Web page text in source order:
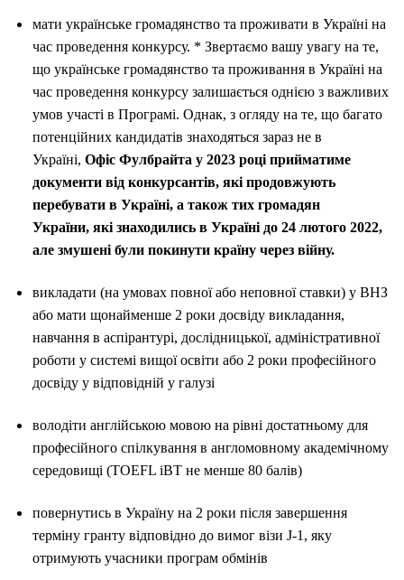
мати українське громадянство та проживати в Україні на
час проведення конкурсу. * Звертаємо вашу увагу на те,
що українське громадянство та проживання в Україні на
час проведення конкурсу залишається однією з важливих
умов участі в Програмі. Однак, з огляду на те, що багато
потенційних кандидатів знаходяться зараз не в
Україні, Офіс Фулбрайта у 2023 році прийматиме
документи від конкурсантів, які продовжують
перебувати в Україні, а також тих громадян
України, які знаходились в Україні до 24 лютого 2022,
але змушені були покинути країну через війну.
викладати (на умовах повної або неповної ставки) у ВНЗ
або мати щонайменше 2 роки досвіду викладання,
навчання в аспірантурі, дослідницької, адміністративної
роботи у системі вищої освіти або 2 роки професійного
досвіду у відповідній у галузі
володіти англійською мовою на рівні достатньому для
професійного спілкування в англомовному академічному
середовищі (TOEFL iBT не менше 80 балів)
повернутись в Україну на 2 роки після завершення
терміну гранту відповідно до вимог візи J-1, яку
отримують учасники програм обмінів